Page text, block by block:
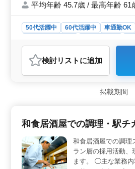
平均年齢 45.7歳 / 最高年齢 61
50代活躍中 60代活躍中 車通勤OK
調理師・調理補
おすすめポイント
＜経験とスキルを活かせる環境＞
以上のベテラン料理人も活躍中で
ルを活かし、若手に伝える機会が
仕事とプライベートのバランスが取
た、社員寮完備で、マイカー通勤
安定が図れます。福利厚生も充実し
す。 ＜柔軟な雇用形態＞ 正社
社員の中から、自分に合った働き
検討リスト に追加
掲載期間
和食居酒屋での調理・駅チ
和食居酒屋での調理
ラン層の採用活動、
ます。 ◯主な業務